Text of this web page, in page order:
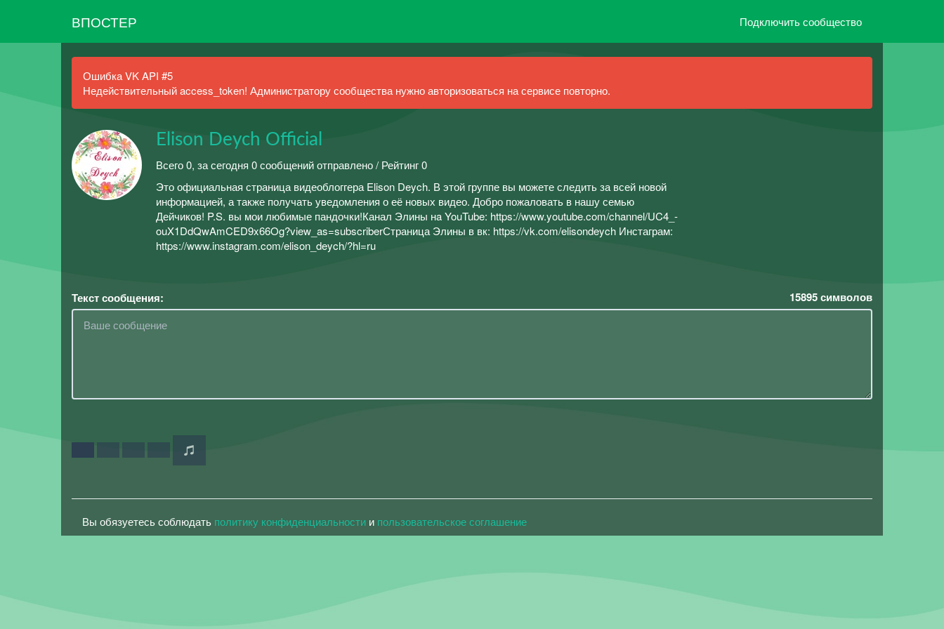
ВПОСТЕР Подключить сообщество
Ошибка VK API #5
Недействительный access_token! Администратору сообщества нужно авторизоваться на сервисе повторно.
Elison Deych Official
Всего 0, за сегодня 0 сообщений отправлено / Рейтинг 0
Это официальная страница видеоблоггера Elison Deych. В этой группе вы можете следить за всей новой
информацией, а также получать уведомления о её новых видео. Добро пожаловать в нашу семью
Дейчиков! P.S. вы мои любимые пандочки!Канал Элины нa YouTube: https://www.youtube.com/channel/UC4_-
ouX1DdQwAmCED9x66Og?view_as=subscriberСтраница Элины в вк: https://vk.com/elisondeych Инстаграм:
https://www.instagram.com/elison_deych/?hl=ru
Текст сообщения: 15895символов
Вы обязуетесь соблюдать политику конфиденциальности и пользовательское соглашение